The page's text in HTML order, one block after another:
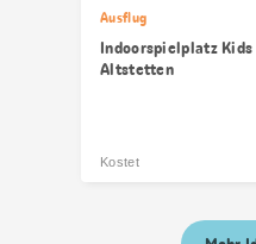
Ausflug
Indoorspielplatz
Altstetten
Kostet